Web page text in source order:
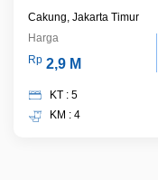
Cakung, Jakarta Timur
Harga
Rp 2,9 M
KT : 5
KM : 4